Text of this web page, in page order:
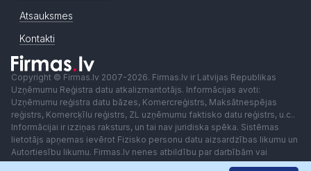
Atsauksmes
Kontakti
Copyright © Firmas.lv 2007-2026. Firmas.lv ir Latvijas Republikas
Uzņēmumu Reģistra datu atkalizmantotājs. Informācijas avoti:
Uzņēmumu reģistra datu bāzes, Komercreģistrs, Maksātnespējas
reģistrs, Komercķīlu reģistrs, ZL uzņēmumu faktisko datu reģistrs, u.c..
Informācijai ir izziņas raksturs, un tai nav juridiska spēka. Sistēmas
lietotājs apņemas ievērot Fizisko personu datu aizsardzības likumu un
Autortiesību likumu. Firmas.lv nenes atbildību par darbībām vai
lēmumiem, kas balstīti uz saņemto pakalpojumu. Lietotājam aizliegts